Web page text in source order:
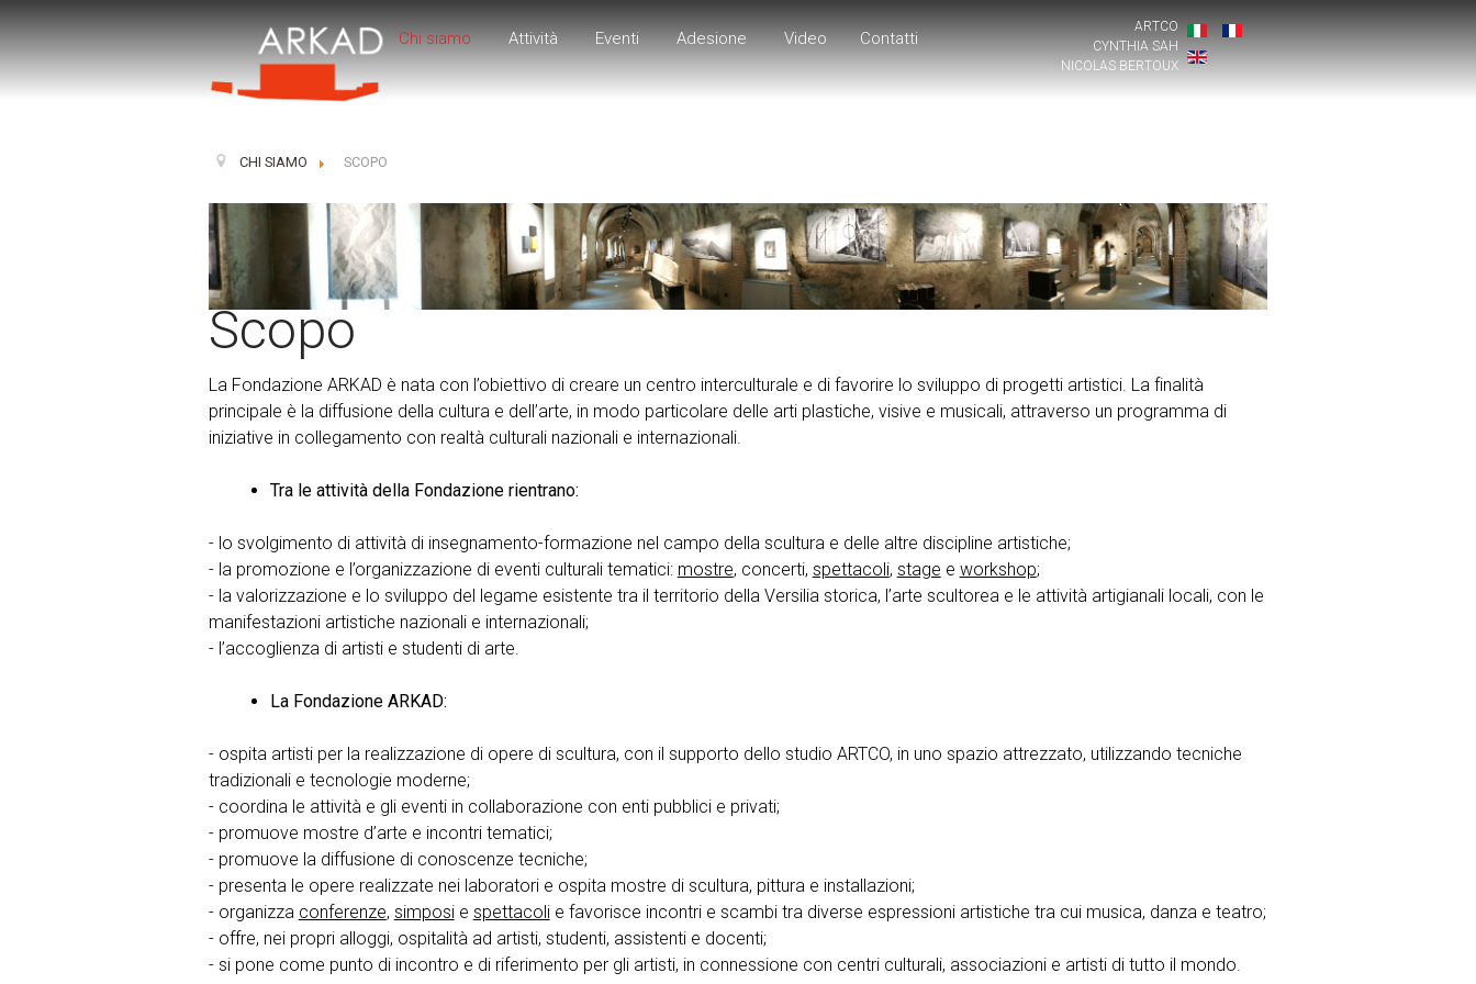
Chi siamo Attività Eventi Adesione Video Contatti
ARTCO
CYNTHIA SAH
NICOLAS BERTOUX
CHI SIAMO SCOPO
Scopo
La Fondazione ARKAD è nata con l’obiettivo di creare un centro interculturale e di favorire lo sviluppo di progetti artistici. La finalità
principale è la diffusione della cultura e dell’arte, in modo particolare delle arti plastiche, visive e musicali, attraverso un programma di
iniziative in collegamento con realtà culturali nazionali e internazionali.
Tra le attività della Fondazione rientrano:
- lo svolgimento di attività di insegnamento-formazione nel campo della scultura e delle altre discipline artistiche;
- la promozione e l’organizzazione di eventi culturali tematici: mostre, concerti, spettacoli, stage e workshop;
- la valorizzazione e lo sviluppo del legame esistente tra il territorio della Versilia storica, l’arte scultorea e le attività artigianali locali, con le
manifestazioni artistiche nazionali e internazionali;
- l’accoglienza di artisti e studenti di arte.
La Fondazione ARKAD:
- ospita artisti per la realizzazione di opere di scultura, con il supporto dello studio ARTCO, in uno spazio attrezzato, utilizzando tecniche
tradizionali e tecnologie moderne;
- coordina le attività e gli eventi in collaborazione con enti pubblici e privati;
- promuove mostre d’arte e incontri tematici;
- promuove la diffusione di conoscenze tecniche;
- presenta le opere realizzate nei laboratori e ospita mostre di scultura, pittura e installazioni;
- organizza conferenze, simposie spettacolie favorisce incontri e scambi tra diverse espressioni artistiche tra cui musica, danza e teatro;
- offre, nei propri alloggi, ospitalità ad artisti, studenti, assistenti e docenti;
- si pone come punto di incontro e di riferimento per gli artisti, in connessione con centri culturali, associazioni e artisti di tutto il mondo.